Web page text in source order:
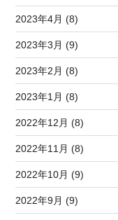
2023年4月 (8)
2023年3月 (9)
2023年2月 (8)
2023年1月 (8)
2022年12月 (8)
2022年11月 (8)
2022年10月 (9)
2022年9月 (9)